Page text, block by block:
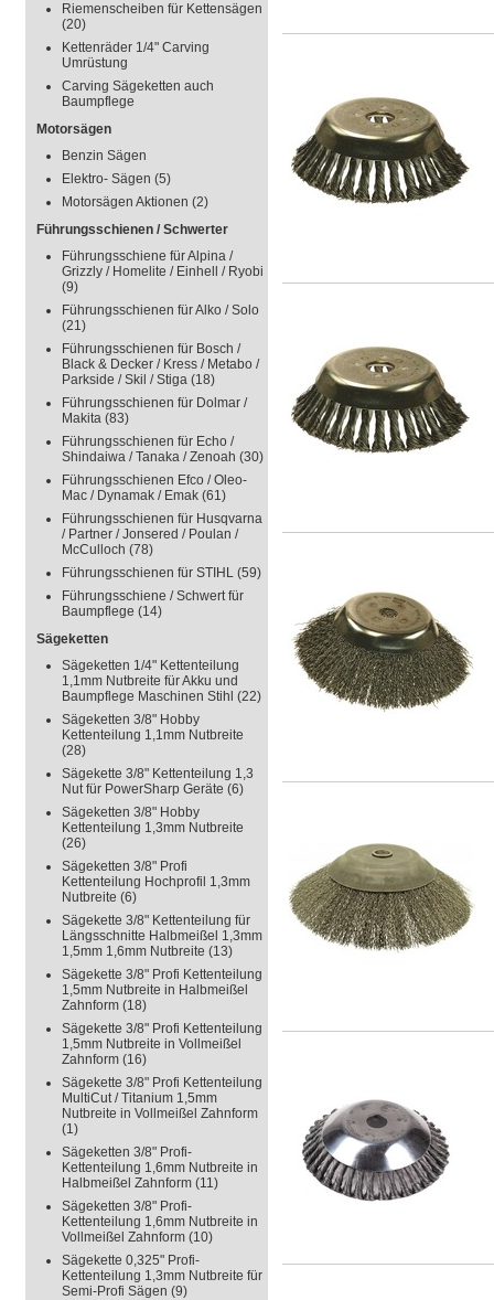
Riemenscheiben für Kettensägen
(20)
Kettenräder 1/4" Carving
Umrüstung
Carving Sägeketten auch
Baumpflege
Motorsägen
Benzin Sägen
Elektro- Sägen (5)
Motorsägen Aktionen (2)
Führungsschienen / Schwerter
Führungsschiene für Alpina /
Grizzly / Homelite / Einhell / Ryobi
(9)
Führungsschienen für Alko / Solo
(21)
Führungsschienen für Bosch /
Black & Decker / Kress / Metabo /
Parkside / Skil / Stiga (18)
Führungsschienen für Dolmar /
Makita (83)
Führungsschienen für Echo /
Shindaiwa / Tanaka / Zenoah (30)
Führungsschienen Efco / Oleo-
Mac / Dynamak / Emak (61)
Führungsschienen für Husqvarna
/ Partner / Jonsered / Poulan /
McCulloch (78)
Führungsschienen für STIHL (59)
Führungsschiene / Schwert für
Baumpflege (14)
Sägeketten
Sägeketten 1/4" Kettenteilung
1,1mm Nutbreite für Akku und
Baumpflege Maschinen Stihl (22)
Sägeketten 3/8" Hobby
Kettenteilung 1,1mm Nutbreite
(28)
Sägekette 3/8" Kettenteilung 1,3
Nut für PowerSharp Geräte (6)
Sägeketten 3/8" Hobby
Kettenteilung 1,3mm Nutbreite
(26)
Sägeketten 3/8" Profi
Kettenteilung Hochprofil 1,3mm
Nutbreite (6)
Sägekette 3/8" Kettenteilung für
Längsschnitte Halbmeißel 1,3mm
1,5mm 1,6mm Nutbreite (13)
Sägekette 3/8" Profi Kettenteilung
1,5mm Nutbreite in Halbmeißel
Zahnform (18)
Sägekette 3/8" Profi Kettenteilung
1,5mm Nutbreite in Vollmeißel
Zahnform (16)
Sägekette 3/8" Profi Kettenteilung
MultiCut / Titanium 1,5mm
Nutbreite in Vollmeißel Zahnform
(1)
Sägeketten 3/8" Profi-
Kettenteilung 1,6mm Nutbreite in
Halbmeißel Zahnform (11)
Sägeketten 3/8" Profi-
Kettenteilung 1,6mm Nutbreite in
Vollmeißel Zahnform (10)
Sägekette 0,325" Profi-
Kettenteilung 1,3mm Nutbreite für
Semi-Profi Sägen (9)